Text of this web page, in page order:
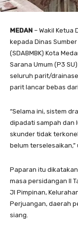
MEDAN – Wakil Ketua
kepada Dinas
(SDABMBK) Kota
Sarana Umum (P3
seluruh parit/
parit lancar bebas
“Selama ini, sistem
dipadati sampah dan
skunder tidak
belum
Paparan itu dikatakan
masa persidangan II
Jl Pimpinan,
Perjuangan, daerah
siang.